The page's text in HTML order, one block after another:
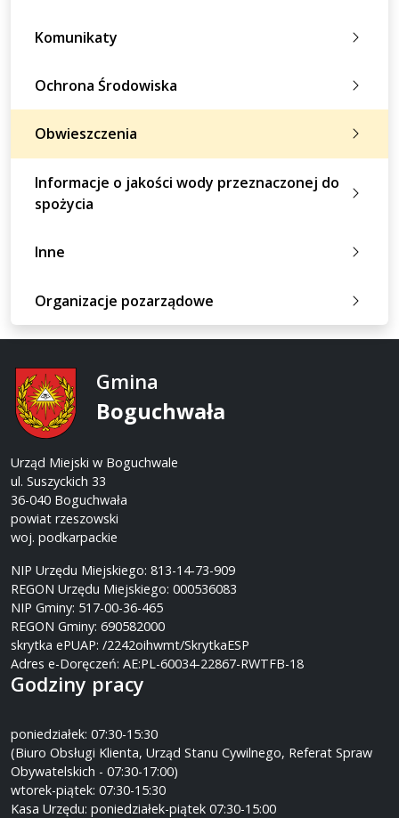
Komunikaty
Ochrona Środowiska
Obwieszczenia
Informacje o jakości wody przeznaczonej do
spożycia
Inne
Organizacje pozarządowe
Gmina
Boguchwała
Urząd Miejski w Boguchwale
ul. Suszyckich 33
36-040 Boguchwała
powiat rzeszowski
woj. podkarpackie
NIP Urzędu Miejskiego: 813-14-73-909
REGON Urzędu Miejskiego: 000536083
NIP Gminy: 517-00-36-465
REGON Gminy: 690582000
skrytka ePUAP: /2242oihwmt/SkrytkaESP
Adres e-Doręczeń: AE:PL-60034-22867-RWTFB-18
Godziny pracy
poniedziałek: 07:30-15:30
(Biuro Obsługi Klienta, Urząd Stanu Cywilnego, Referat Spraw
Obywatelskich - 07:30-17:00)
wtorek-piątek: 07:30-15:30
Kasa Urzędu: poniedziałek-piątek 07:30-15:00